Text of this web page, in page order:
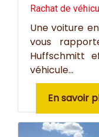
Rachat de
Une voiture
vous
Huffschmitt
véhicule...
En savoir